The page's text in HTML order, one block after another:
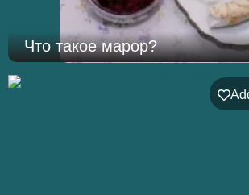
Что такое марор?